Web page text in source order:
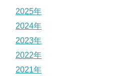
2025年
2024年
2023年
2022年
2021年